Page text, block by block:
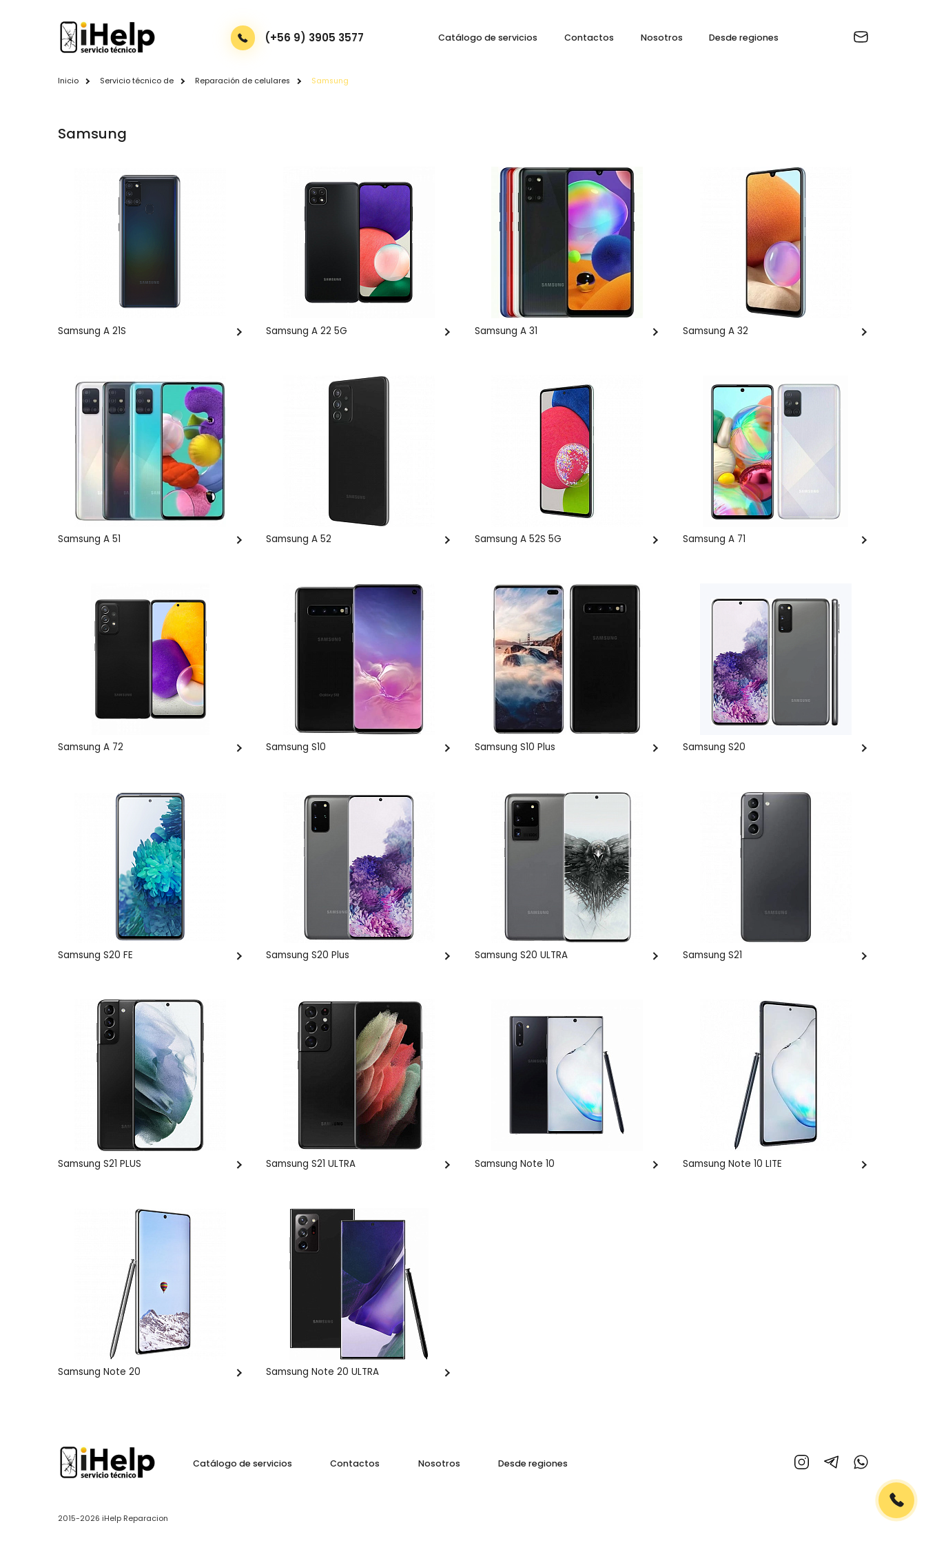
(+56 9) 3905 3577 Catálogo de servicios Contactos Nosotros Desde regiones
Inicio Servicio técnico de Reparación de celulares Samsung
Samsung
Samsung A 21S Samsung A 22 5G Samsung A 31 Samsung A 32
Samsung A 51 Samsung A 52 Samsung A 52S 5G Samsung A 71
Samsung A 72 Samsung S10 Samsung S10 Plus Samsung S20
Samsung S20 FE Samsung S20 Plus Samsung S20 ULTRA Samsung S21
Samsung S21 PLUS Samsung S21 ULTRA Samsung Note 10 Samsung Note 10 LITE
Samsung Note 20 Samsung Note 20 ULTRA
Catálogo de servicios Contactos Nosotros Desde regiones
2015-2026 iHelp Reparacion